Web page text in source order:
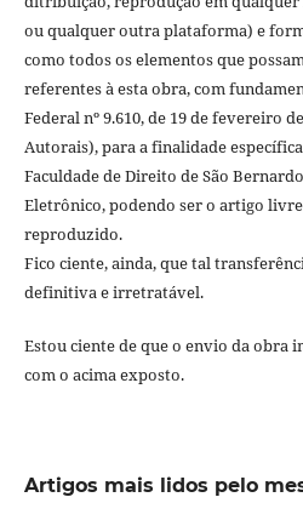
ou qualquer outra plataforma) e
como todos os elementos que
referentes à esta obra, com
Federal nº 9.610, de 19 de fevereiro
Autorais), para a finalidade
Faculdade de Direito de São
Eletrônico, podendo ser o artigo
reproduzido.
Fico ciente, ainda, que tal
definitiva e irretratável.
Estou ciente de que o envio da obra
com o acima exposto.
Artigos mais lidos pelo